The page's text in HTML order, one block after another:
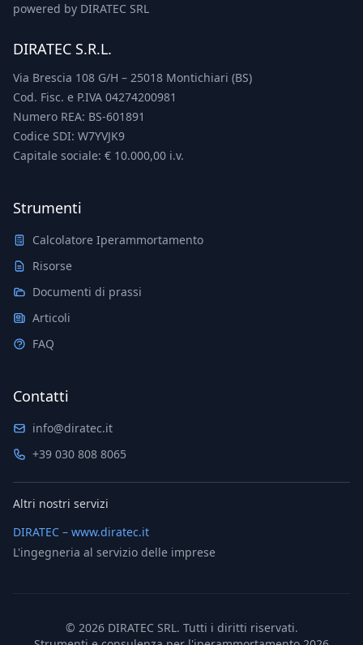
powered by DIRATEC SRL
DIRATEC S.R.L.
Via Brescia 108 G/H – 25018 Montichiari (BS)
Cod. Fisc. e P.IVA 04274200981
Numero REA: BS-601891
Codice SDI: W7YVJK9
Capitale sociale: € 10.000,00 i.v.
Strumenti
Calcolatore Iperammortamento
Risorse
Documenti di prassi
Articoli
FAQ
Contatti
info@diratec.it
+39 030 808 8065
Altri nostri servizi
DIRATEC – www.diratec.it
L'ingegneria al servizio delle imprese
© 2026DIRATEC SRL. Tutti i diritti riservati.